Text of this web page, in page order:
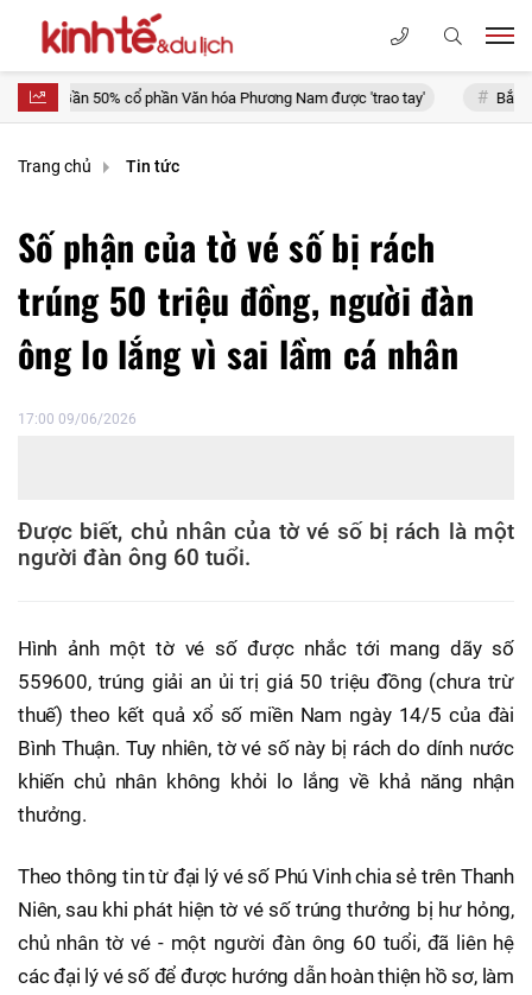
50% cổ phần Văn hóa Phương Nam được 'trao tay' Bắt tạm giam
Trang chủ Tin tức
Số phận của tờ vé số bị rách
trúng 50 triệu đồng, người đàn
ông lo lắng vì sai lầm cá nhân
17:00 09/06/2026
Được biết, chủ nhân của tờ vé số bị rách là một
người đàn ông 60 tuổi.
Hình ảnh một tờ vé số được nhắc tới mang dãy số
559600, trúng giải an ủi trị giá 50 triệu đồng (chưa trừ
thuế) theo kết quả xổ số miền Nam ngày 14/5 của đài
Bình Thuận. Tuy nhiên, tờ vé số này bị rách do dính nước
khiến chủ nhân không khỏi lo lắng về khả năng nhận
thưởng.
Theo thông tin từ đại lý vé số Phú Vinh chia sẻ trên Thanh
Niên, sau khi phát hiện tờ vé số trúng thưởng bị hư hỏng,
chủ nhân tờ vé - một người đàn ông 60 tuổi, đã liên hệ
các đại lý vé số để được hướng dẫn hoàn thiện hồ sơ, làm